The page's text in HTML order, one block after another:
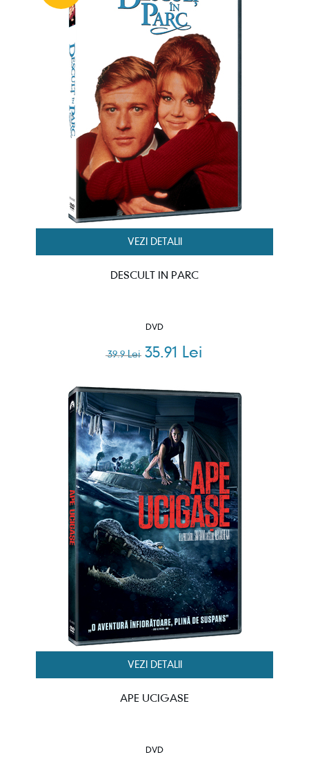
VEZI DETALII
DESCULT IN PARC
DVD
39.9 Lei 35.91 Lei
VEZI DETALII
APE UCIGASE
DVD